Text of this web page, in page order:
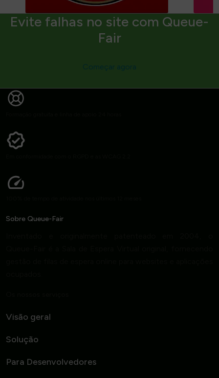
Evite falhas no site com Queue-
Fair
Sobre Queue-Fair
Visão geral
Solução
Para Desenvolvedores